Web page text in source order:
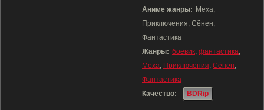
Аниме жанры: Меха,
Приключения, Сёнен,
Фантастика
Жанры: боевик, фантастика,
Меха, Приключения, Сёнен,
Фантастика
Качество:
BDRip